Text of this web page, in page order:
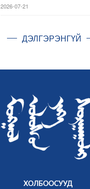
2026-07-21
ДЭЛГЭРЭНГҮЙ
ХОЛБООСУУД